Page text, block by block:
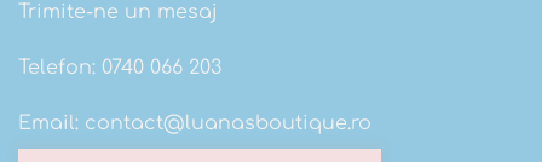
Trimite-ne un mesaj
Telefon: 0740 066 203
Email: contact@luanasboutique.ro